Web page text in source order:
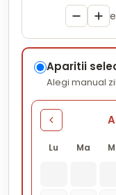
Aparitii
Alegi manual
Lu Ma